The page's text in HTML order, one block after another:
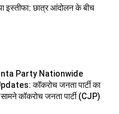
इस्तीफा: छात्र आंदोलन के बीच
Party Nationwide
कॉकरोच जनता पार्टी का
कॉकरोच जनता पार्टी (CJP)